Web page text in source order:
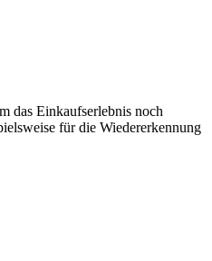
das Einkaufserlebnis noch
für die Wiedererkennung